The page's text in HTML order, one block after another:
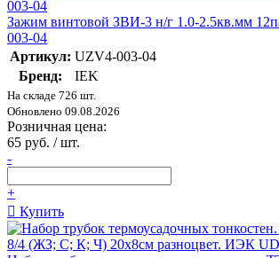
Зажим винтовой ЗВИ-3 н/г 1.0-2.5кв.мм
003-04
Артикул: UZV4-003-04
Бренд:
IEK
На складе 726 шт.
Обновлено 09.08.2026
Розничная цена:
65 руб. / шт.
-
+
Купить